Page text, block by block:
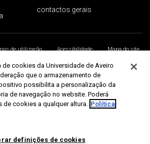
contactos gerais
de utilização Acessibilidade
Mapa do site
cookies da Universidade de Aveiro
que o armazenamento de
possibilita a personalização da
de navegação no website. Poderá
de cookies a qualquer altura. Política
definições de cookies